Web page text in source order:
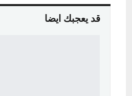
قد يعجبك ايضا